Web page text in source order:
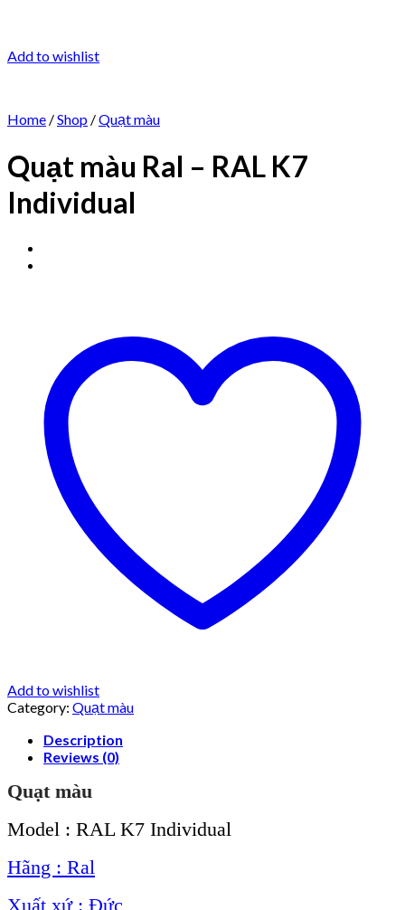
Add to wishlist
Home /Shop /Quạt màu
Quạt màu Ral – RAL K7
Individual
Add to wishlist
Category: Quạt màu
Description
Reviews (0)
Quạt màu
Model : RAL K7 Individual
Hãng : Ral
Xuất xứ : Đức